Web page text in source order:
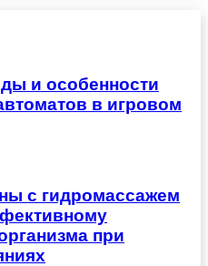
и особенности
в игровом
с гидромассажем
при